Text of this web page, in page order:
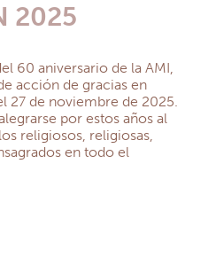
2025
60 aniversario de la AMI,
acción de gracias en
27 de noviembre de 2025.
por estos años al
religiosos, religiosas,
en todo el